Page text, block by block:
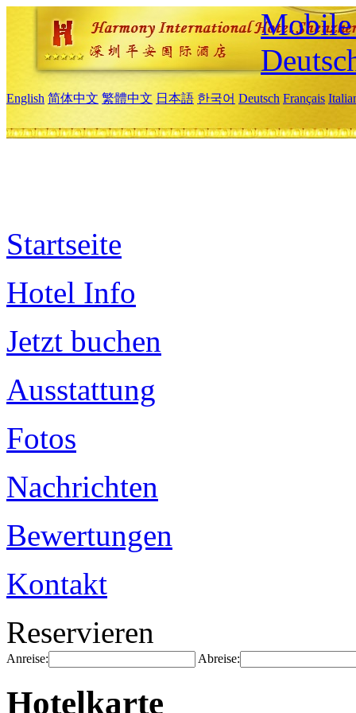
Mobile
English 简体中文 繁體中文 日本語 한국어 Deutsch Français
Startseite
Hotel Info
Jetzt buchen
Ausstattung
Fotos
Nachrichten
Bewertungen
Kontakt
Reservieren
Anreise: Abreise:
Hotelkarte